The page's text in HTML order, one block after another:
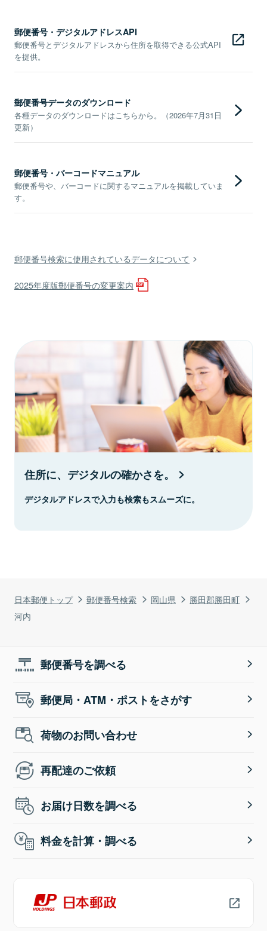
日本郵便トップ 郵便番号検索 岡山県
勝田郡勝田町
河内
郵便番号・デジタルアドレスAPI
郵便番号とデジタルアドレスから住所を取得できる公式API
を提供。
郵便番号データのダウンロード
各種データのダウンロードはこちらから。（2026年7月31日
更新）
郵便番号・バーコードマニュアル
郵便番号や、バーコードに関するマニュアルを掲載していま
す。
郵便番号検索に使用されているデータについて
2025年度版郵便番号の変更案内
住所に、デジタルの確かさを。
デジタルアドレスで入力も検索もスムーズに。
郵便番号を調べる
郵便局・ATM・ポストをさがす
荷物のお問い合わせ
再配達のご依頼
お届け日数を調べる
料金を計算・調べる